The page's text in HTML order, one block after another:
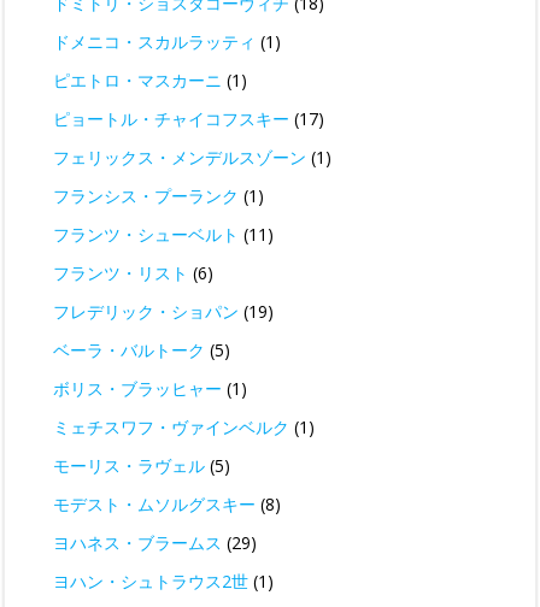
ドメニコ・スカルラッティ (1)
ピエトロ・マスカーニ (1)
ピョートル・チャイコフスキー (17)
フェリックス・メンデルスゾーン (1)
フランシス・プーランク (1)
フランツ・シューベルト (11)
フランツ・リスト (6)
フレデリック・ショパン (19)
ベーラ・バルトーク (5)
ボリス・ブラッヒャー (1)
ミェチスワフ・ヴァインベルク (1)
モーリス・ラヴェル (5)
モデスト・ムソルグスキー (8)
ヨハネス・ブラームス (29)
ヨハン・シュトラウス2世 (1)